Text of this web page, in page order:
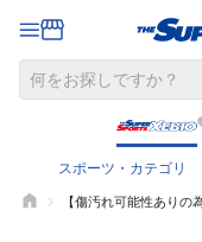
スポーツ・カテゴリ
【傷汚れ可能性あり